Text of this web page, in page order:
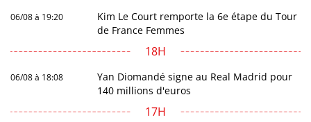
06/08 à 19:20
Kim Le Court remporte la 6e étape du Tour
de France Femmes
18H
06/08 à 18:08
Yan Diomandé signe au Real Madrid pour
140 millions d'euros
17H